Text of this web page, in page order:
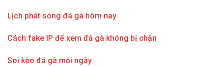
Lịch phát sóng đá gà hôm nay
Cách fake IP để xem đá gà không bị chặn
Soi kèo đá gà mỗi ngày